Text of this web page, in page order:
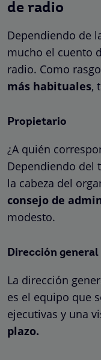
de radio
Dependiendo de
mucho el cuento
radio. Como
más habituales,
Propietario
¿A quién
Dependiendo del
la cabeza del
consejo de
modesto.
Dirección general
La dirección
es el equipo que
ejecutivas y una
plazo.